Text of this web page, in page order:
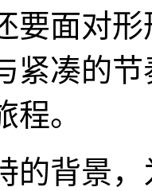
要面对
紧凑的
。
的背景